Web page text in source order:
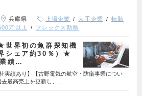
兵庫県 上場企業 大手企業
転勤
万以上 フレックス勤務
界初の魚群探知機
シェア約30％）★
績…
実績あり】【古野電気の航空・防衛事業につい
最高売上を更新し、…